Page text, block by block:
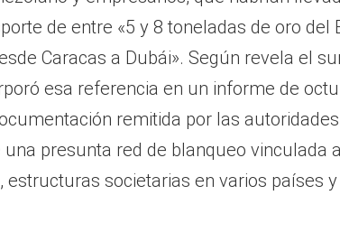
de entre «5 y 8 toneladas de oro del
Caracas a Dubái». Según revela el
esa referencia en un informe de
remitida por las
una presunta red de blanqueo vinculada
estructuras societarias en varios países